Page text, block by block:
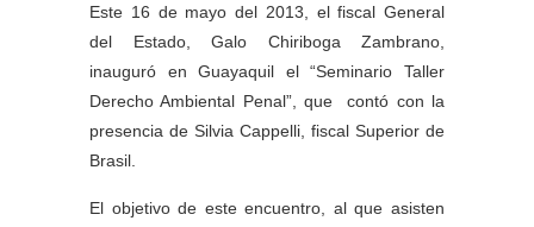
Este 16 de mayo del 2013, el fiscal General
del Estado, Galo Chiriboga Zambrano,
inauguró en Guayaquil el “Seminario Taller
Derecho Ambiental Penal”, que contó con la
presencia de Silvia Cappelli, fiscal Superior de
Brasil.
El objetivo de este encuentro, al que asisten